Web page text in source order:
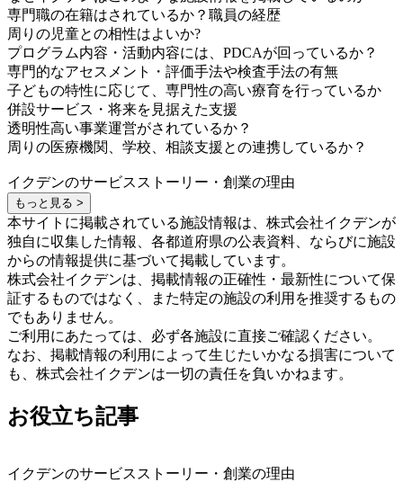
専門職の在籍はされているか？職員の経歴
周りの児童との相性はよいか?
プログラム内容・活動内容には、PDCAが回っているか？
専門的なアセスメント・評価手法や検査手法の有無
子どもの特性に応じて、専門性の高い療育を行っているか
併設サービス・将来を見据えた支援
透明性高い事業運営がされているか？
周りの医療機関、学校、相談支援との連携しているか？
イクデンのサービスストーリー・創業の理由
もっと見る >
本サイトに掲載されている施設情報は、株式会社イクデンが
独自に収集した情報、各都道府県の公表資料、ならびに施設
からの情報提供に基づいて掲載しています。
株式会社イクデンは、掲載情報の正確性・最新性について保
証するものではなく、また特定の施設の利用を推奨するもの
でもありません。
ご利用にあたっては、必ず各施設に直接ご確認ください。
なお、掲載情報の利用によって生じたいかなる損害について
も、株式会社イクデンは一切の責任を負いかねます。
お役立ち記事
イクデンのサービスストーリー・創業の理由